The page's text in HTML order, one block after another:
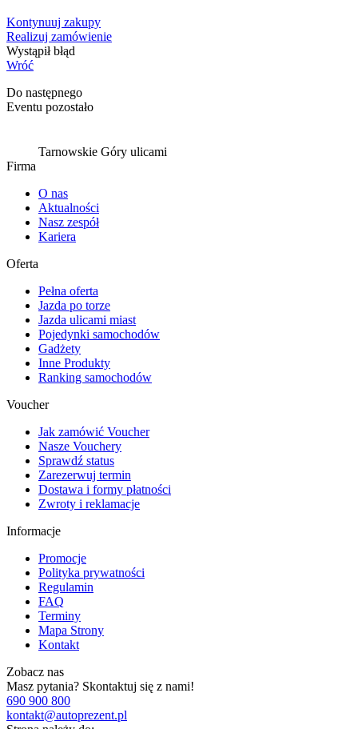
Kontynuuj zakupy
Realizuj zamówienie
Wystąpił błąd
Wróć
Do następnego
Eventu pozostało
Tarnowskie Góry ulicami
Firma
O nas
Aktualności
Nasz zespół
Kariera
Oferta
Pełna oferta
Jazda po torze
Jazda ulicami miast
Pojedynki samochodów
Gadżety
Inne Produkty
Ranking samochodów
Voucher
Jak zamówić Voucher
Nasze Vouchery
Sprawdź status
Zarezerwuj termin
Dostawa i formy płatności
Zwroty i reklamacje
Informacje
Promocje
Polityka prywatności
Regulamin
FAQ
Terminy
Mapa Strony
Kontakt
Zobacz nas
Masz pytania? Skontaktuj się z nami!
690 900 800
kontakt@autoprezent.pl